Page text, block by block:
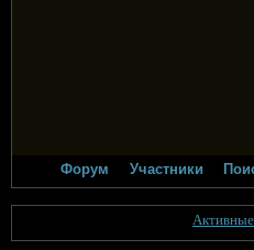
Форум Участники